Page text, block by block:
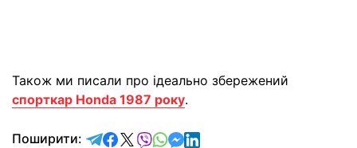
Також ми писали про ідеально збережений
спорткар Honda 1987 року.
Поширити: відправити у Telegram
поділитись у Facebook
поділитись у X
відправити у Viber
відправити у Whatsapp
відправити у Messenger
відправити у LinkedIn